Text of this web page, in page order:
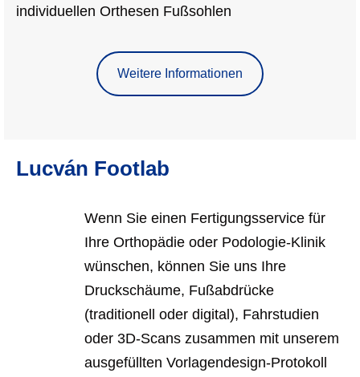
individuellen Orthesen Fußsohlen
Weitere Informationen
Lucván Footlab
Wenn Sie einen Fertigungsservice für
Ihre Orthopädie oder Podologie-Klinik
wünschen, können Sie uns Ihre
Druckschäume, Fußabdrücke
(traditionell oder digital), Fahrstudien
oder 3D-Scans zusammen mit unserem
ausgefüllten Vorlagendesign-Protokoll